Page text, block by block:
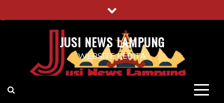
to
JUSI NEWS LAMPUNG
WEBSITE BERITA